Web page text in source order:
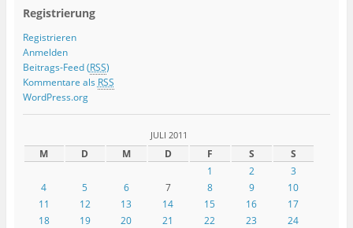
Registrierung
Registrieren
Anmelden
Beitrags-Feed (RSS)
Kommentare als RSS
WordPress.org
JULI 2011
M D M D F S S
1 2
3
4
5 6 7 8 9
10
11
12 13 14 15 16
17
18
19 20 21 22 23
24